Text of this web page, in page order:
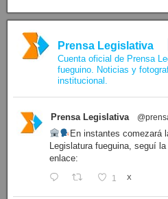
Prensa Legislativa
Cuenta oficial de Prensa
fueguino. Noticias y
institucional.
Prensa Legislativa
En instantes comezará
Legislatura fueguina, seguí
enlace:
1 X